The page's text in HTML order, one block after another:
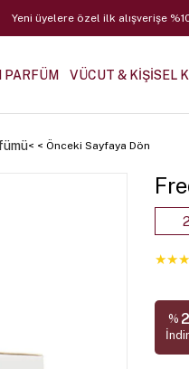
Yeni üyelere özel ilk alışverişe
PARFÜM VÜCUT & KİŞİSEL
< < Önceki Sayfaya Dön
★★★
%